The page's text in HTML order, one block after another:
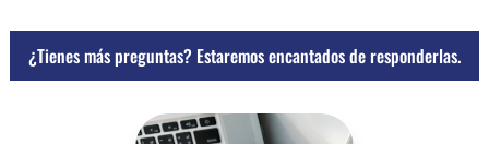
¿Tienes más preguntas? Estaremos encantados de responderlas.